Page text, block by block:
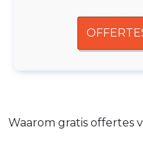
Waarom gratis offertes